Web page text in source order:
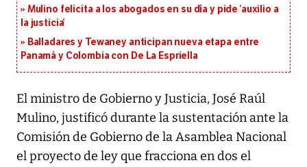
Mulino felicita a los abogados en su día y pide ‘auxilio a
la justicia’
Balladares y Tewaney anticipan nueva etapa entre
Panamá y Colombia con De La Espriella
El ministro de Gobierno y Justicia, José Raúl
Mulino, justificó durante la sustentación ante la
Comisión de Gobierno de la Asamblea Nacional
el proyecto de ley que fracciona en dos el